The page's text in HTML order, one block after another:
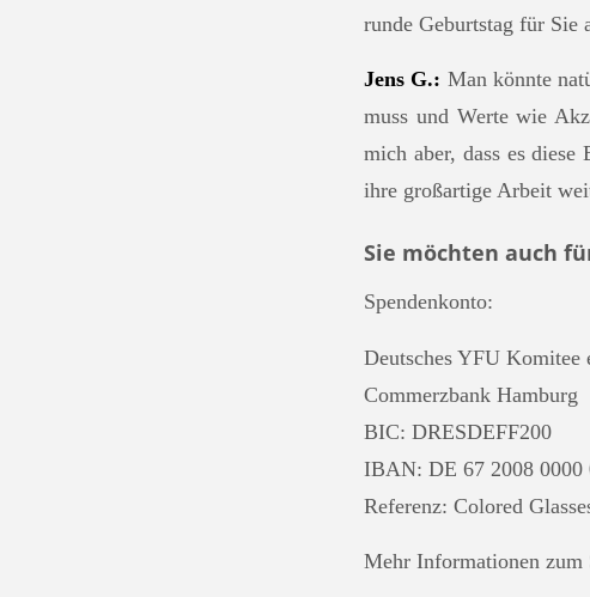
runde Geburtstag für Sie
Jens G.: Man könnte
muss und Werte wie
mich aber, dass es
ihre großartige Arbeit
Sie möchten auch
Spendenkonto:
Deutsches YFU Komitee
Commerzbank Hamburg
BIC: DRESDEFF200
IBAN: DE 67 2008 0000
Referenz: Colored
Mehr Informationen zum